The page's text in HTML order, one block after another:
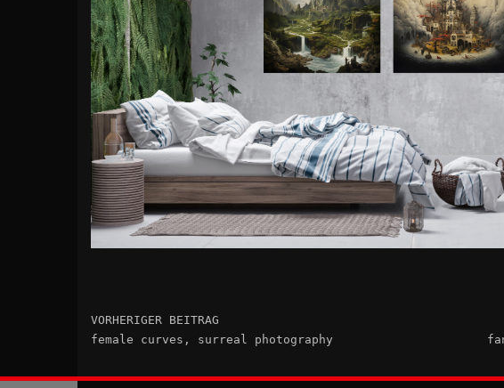
VORHERIGER BEITRAG
female curves, surreal photography